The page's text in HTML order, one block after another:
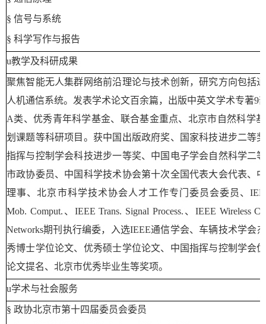
§ 信号与系统
§ 科学写作与报告
u教学及科研成果
聚焦智能无人集群网络前沿理论与技术创新，研究方向包括
人机通信系统。发表学术论文百余篇，出版中英文学术专著9
A类、优秀青年科学基金、联合基金重点、北京市自然科学
划课题等科研项目。获中国出版政府奖、国家科技进步二等
指挥与控制学会科技进步一等奖、中国电子学会自然科学二
市政协委员、中国科学技术协会第十次全国代表大会代表、
理事、北京市科学技术协会人才工作专门委员会委员、
Mob. Comput. 、 IEEE Trans. Signal Process. 、 IEEE Wireless
Networks期刊执行编委，入选IEEE通信学会、车辆技术学会
秀博士学位论文、优秀硕士学位论文、中国指挥与控制学会
论文提名、北京市优秀毕业生等奖项。
u学术与社会服务
§ 政协北京市第十四届委员会委员